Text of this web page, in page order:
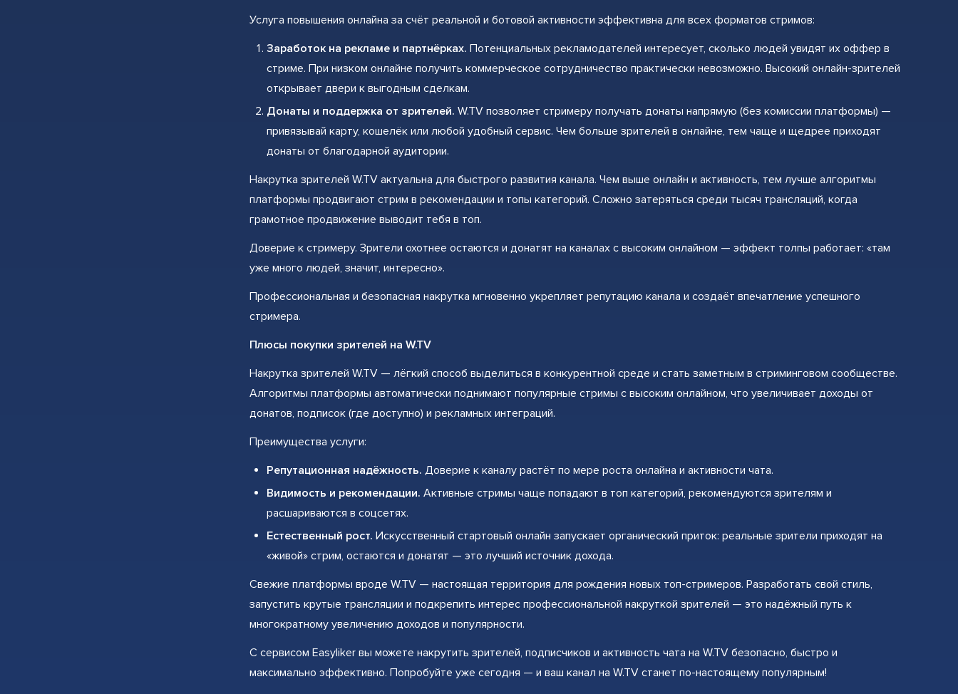
Услуга повышения онлайна за счёт реальной и ботовой активности эффективна для всех форматов стримов:
Заработок на рекламе и партнёрках. Потенциальных рекламодателей интересует, сколько людей увидят их оффер в
стриме. При низком онлайне получить коммерческое сотрудничество практически невозможно. Высокий онлайн-зрителей
открывает двери к выгодным сделкам.
Донаты и поддержка от зрителей. W.TV позволяет стримеру получать донаты напрямую (без комиссии платформы) —
привязывай карту, кошелёк или любой удобный сервис. Чем больше зрителей в онлайне, тем чаще и щедрее приходят
донаты от благодарной аудитории.
Накрутка зрителей W.TV актуальна для быстрого развития канала. Чем выше онлайн и активность, тем лучше алгоритмы
платформы продвигают стрим в рекомендации и топы категорий. Сложно затеряться среди тысяч трансляций, когда
грамотное продвижение выводит тебя в топ.
Доверие к стримеру. Зрители охотнее остаются и донатят на каналах с высоким онлайном — эффект толпы работает: «там
уже много людей, значит, интересно».
Профессиональная и безопасная накрутка мгновенно укрепляет репутацию канала и создаёт впечатление успешного
стримера.
Плюсы покупки зрителей на W.TV
Накрутка зрителей W.TV — лёгкий способ выделиться в конкурентной среде и стать заметным в стриминговом сообществе.
Алгоритмы платформы автоматически поднимают популярные стримы с высоким онлайном, что увеличивает доходы от
донатов, подписок (где доступно) и рекламных интеграций.
Преимущества услуги:
Репутационная надёжность. Доверие к каналу растёт по мере роста онлайна и активности чата.
Видимость и рекомендации. Активные стримы чаще попадают в топ категорий, рекомендуются зрителям и
расшариваются в соцсетях.
Естественный рост. Искусственный стартовый онлайн запускает органический приток: реальные зрители приходят на
«живой» стрим, остаются и донатят — это лучший источник дохода.
Свежие платформы вроде W.TV — настоящая территория для рождения новых топ-стримеров. Разработать свой стиль,
запустить крутые трансляции и подкрепить интерес профессиональной накруткой зрителей — это надёжный путь к
многократному увеличению доходов и популярности.
С сервисом Easyliker вы можете накрутить зрителей, подписчиков и активность чата на W.TV безопасно, быстро и
максимально эффективно. Попробуйте уже сегодня — и ваш канал на W.TV станет по-настоящему популярным!